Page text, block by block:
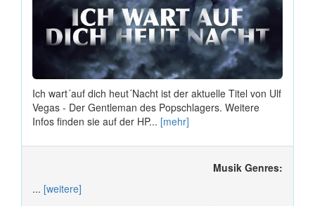
Ich wart´auf dich heut´Nacht ist der aktuelle Titel von Ulf
Vegas - Der Gentleman des Popschlagers. Weitere
Infos finden sie auf der HP... [mehr]
Musik Genres:
... [weitere]